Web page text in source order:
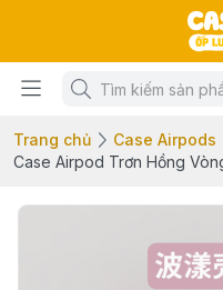
Trang chủ Case Airpods
Case Airpod Trơn Hồng